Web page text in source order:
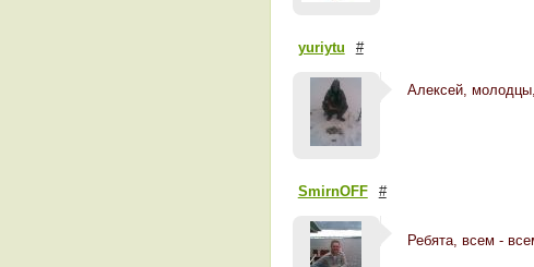
yuriytu #
Алексей,
SmirnOFF #
Ребята, всем -